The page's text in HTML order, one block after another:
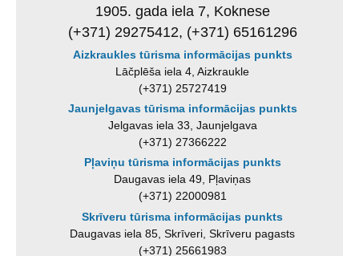
1905. gada iela 7, Koknese
(+371) 29275412, (+371) 65161296
Aizkraukles tūrisma informācijas punkts
Lāčplēša iela 4, Aizkraukle
(+371) 25727419
Jaunjelgavas tūrisma informācijas punkts
Jelgavas iela 33, Jaunjelgava
(+371) 27366222
Pļaviņu tūrisma informācijas punkts
Daugavas iela 49, Pļaviņas
(+371) 22000981
Skrīveru tūrisma informācijas punkts
Daugavas iela 85, Skrīveri, Skrīveru pagasts
(+371) 25661983